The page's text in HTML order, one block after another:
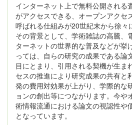
インターネット上で無料公開される
がアクセスできる、オープンアクセ
呼ばれる仕組みが20世紀末から徐々
その背景として、学術雑誌の高騰、
ターネットの世界的な普及などが挙
っては、自らの研究の成果である論
目にとまり、引用される契機が生ま
セスの推進により研究成果の共有と
発の費用対効果が上がり、学際的な
ョンの創出等につながります。今や
術情報流通における論文の視認性や
となっています。